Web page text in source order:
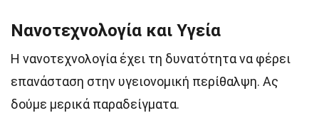
Νανοτεχνολογία και Υγεία
Η νανοτεχνολογία έχει τη δυνατότητα να φέρει
επανάσταση στην υγειονομική περίθαλψη. Ας
δούμε μερικά παραδείγματα.